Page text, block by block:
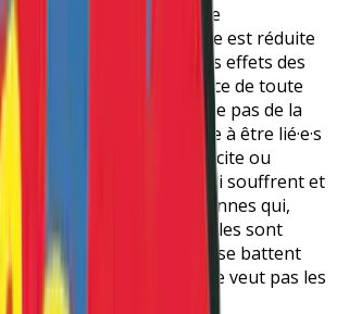
le processus de
nos vies dont l’espérance est réduite
, en partie à cause des effets des
nous impose en l’absence de toute
le malaise social ne relève pas de la
trop nombreux·se à être lié·e·s
que celle-ci soit explicite ou
nous des personnes qui souffrent et
mais il y a aussi des personnes qui,
maltraitées parce qu’elles sont
communautés qui se battent
de la psychiatrie qui ne veut pas les